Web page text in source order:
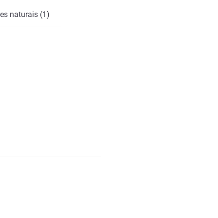
naturais (1)